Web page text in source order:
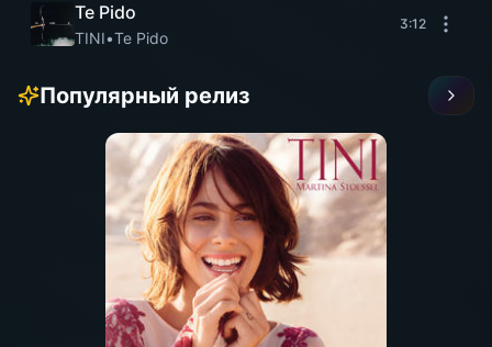
Te Pido
TINI•Te Pido
3:12
Популярный релиз